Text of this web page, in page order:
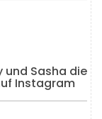
und Sasha die
Instagram